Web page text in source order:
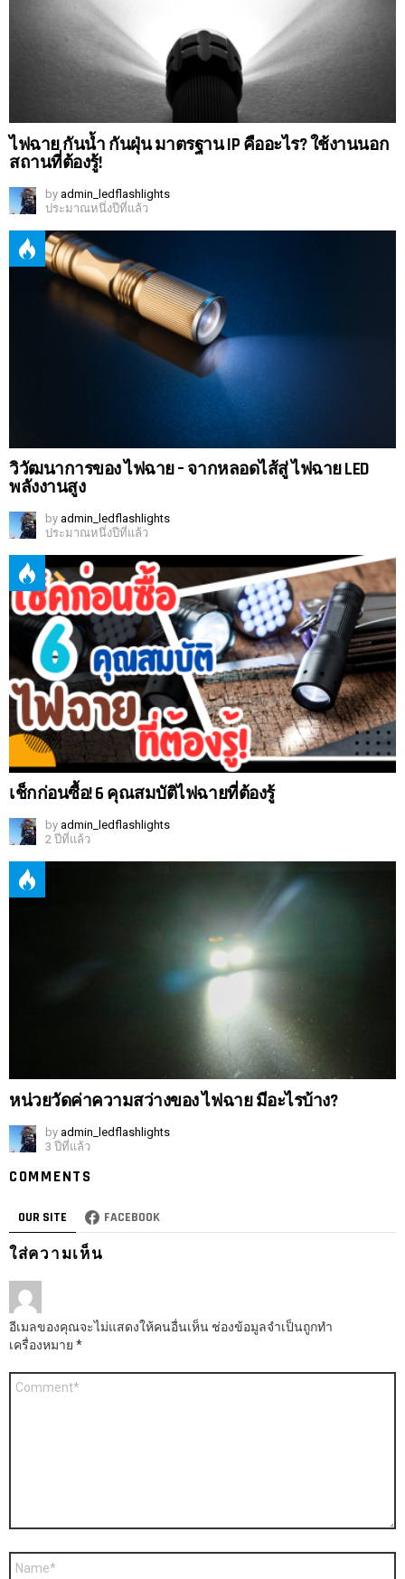
ไฟฉาย กันน้ำ กันฝุ่น มาตรฐาน IP คืออะไร? ใช้งานนอก
สถานที่ต้องรู้!
by admin_ledflashlights
ประมาณหนึ่งปีที่แล้ว
วิวัฒนาการของ ไฟฉาย – จากหลอดไส้สู่ ไฟฉาย LED
พลังงานสูง
by admin_ledflashlights
ประมาณหนึ่งปีที่แล้ว
เช็กก่อนซื้อ! 6 คุณสมบัติไฟฉายที่ต้องรู้
by admin_ledflashlights
2 ปีที่แล้ว
หน่วยวัดค่าความสว่างของ ไฟฉาย มีอะไรบ้าง?
by admin_ledflashlights
3 ปีที่แล้ว
COMMENTS
OUR SITE FACEBOOK
ใส่ความเห็น
อีเมลของคุณจะไม่แสดงให้คนอื่นเห็น ช่องข้อมูลจำเป็นถูกทำ
เครื่องหมาย *
ความ
เห็น
ชื่อ